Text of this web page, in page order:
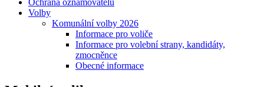
Volby
Komunální volby 2026
Informace pro voliče
Informace pro volební strany, kandidáty,
zmocněnce
Obecné informace